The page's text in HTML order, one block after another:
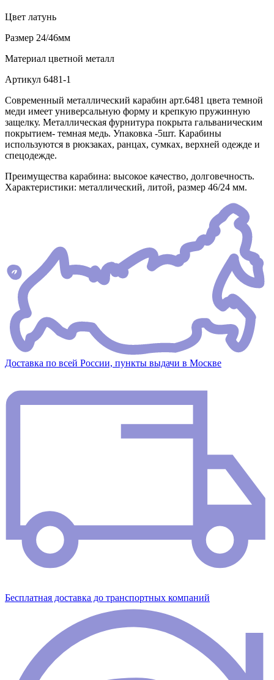
Цвет латунь
Размер 24/46мм
Материал цветной металл
Артикул 6481-1
Современный металлический карабин арт.6481 цвета темной
меди имеет универсальную форму и крепкую пружинную
защелку. Металлическая фурнитура покрыта гальваническим
покрытием- темная медь. Упаковка -5шт. Карабины
используются в рюкзаках, ранцах, сумках, верхней одежде и
спецодежде.
Преимущества карабина: высокое качество, долговечность.
Характеристики: металлический, литой, размер 46/24 мм.
Доставка по всей России, пункты выдачи в Москве
Бесплатная доставка до транспортных компаний